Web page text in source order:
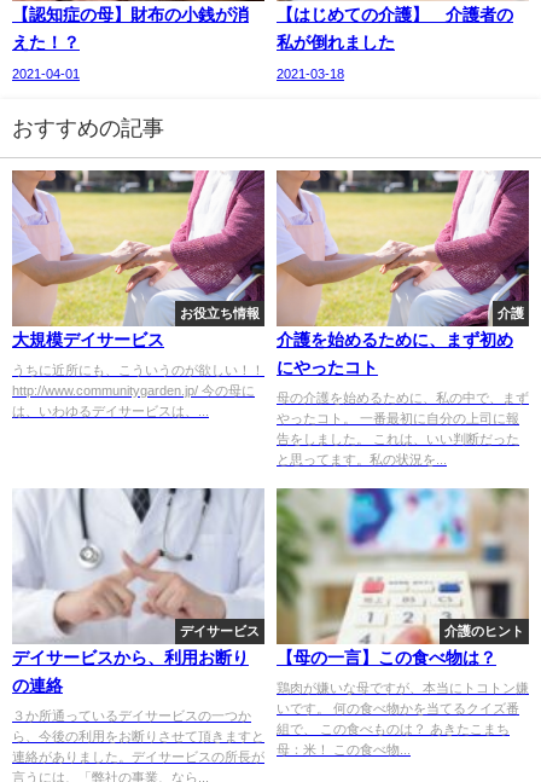
【認知症の母】財布の小銭が消
えた！？
2021-04-01
【はじめての介護】 介護者の
私が倒れました
2021-03-18
おすすめの記事
お役立ち情報
大規模デイサービス
うちに近所にも、こういうのが欲しい！！
http://www.communitygarden.jp/ 今の母に
は、いわゆるデイサービスは、...
介護
介護を始めるために、まず初め
にやったコト
母の介護を始めるために、私の中で、まず
やったコト。 一番最初に自分の上司に報
告をしました。 これは、いい判断だった
と思ってます。私の状況を...
デイサービス
デイサービスから、利用お断り
の連絡
３か所通っているデイサービスの一つか
ら、今後の利用をお断りさせて頂きますと
連絡がありました。デイサービスの所長が
言うには、「弊社の事業、なら...
介護のヒント
【母の一言】この食べ物は？
鶏肉が嫌いな母ですが、本当にトコトン嫌
いです。 何の食べ物かを当てるクイズ番
組で、 この食べものは？ あきたこまち
母：米！ この食べ物...